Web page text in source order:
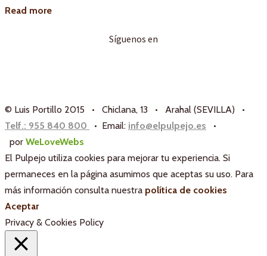
Read more
Síguenos en
© Luis Portillo 2015 • Chiclana, 13 • Arahal (SEVILLA) •
Telf.: 955 840 800
• Email: info@elpulpejo.es
•
por WeLoveWebs
El Pulpejo utiliza cookies para mejorar tu experiencia. Si
permaneces en la página asumimos que aceptas su uso. Para
más información consulta nuestra política de cookies
Aceptar
Privacy & Cookies Policy